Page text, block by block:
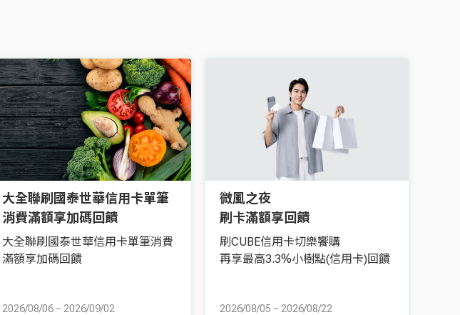
大全聯刷國泰世華信用卡單筆
消費滿額享加碼回饋
大全聯刷國泰世華信用卡單筆消費
滿額享加碼回饋
2026/08/06 ~ 2026/09/02
微風之夜
刷卡滿額享回饋
刷CUBE信用卡切樂饗購
再享最高3.3%小樹點(信用卡)回饋
2026/08/05 ~ 2026/08/22